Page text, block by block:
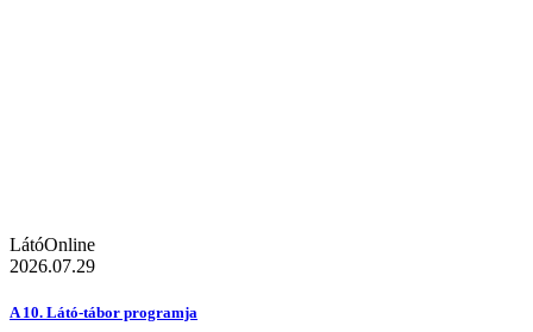
LátóOnline
2026.07.29
A 10. Látó-tábor programja